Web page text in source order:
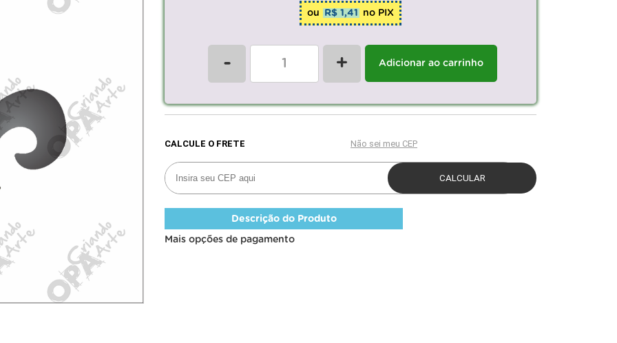
ou R$ 1,41 no PIX
- + Adicionar ao carrinho
Descrição do Produto
Mais opções de pagamento